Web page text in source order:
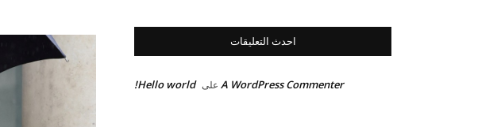
احدث التعليقات
A WordPress Commenter على Hello world!